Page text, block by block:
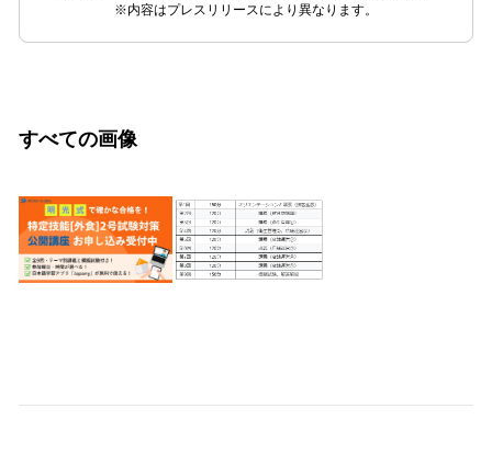
※内容はプレスリリースにより異なります。
すべての画像